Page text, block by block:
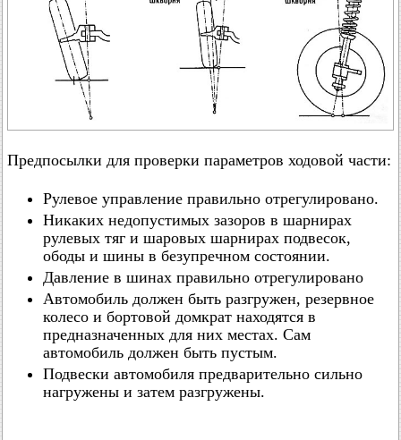
Предпосылки для проверки параметров ходовой части:
Рулевое управление правильно отрегулировано.
Никаких недопустимых зазоров в шарнирах
рулевых тяг и шаровых шарнирах подвесок,
ободы и шины в безупречном состоянии.
Давление в шинах правильно отрегулировано
Автомобиль должен быть разгружен, резервное
колесо и бортовой домкрат находятся в
предназначенных для них местах. Сам
автомобиль должен быть пустым.
Подвески автомобиля предварительно сильно
нагружены и затем разгружены.